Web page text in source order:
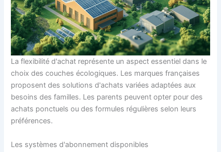
La flexibilité d'achat représente un aspect essentiel dans le
choix des couches écologiques. Les marques françaises
proposent des solutions d'achats variées adaptées aux
besoins des familles. Les parents peuvent opter pour des
achats ponctuels ou des formules régulières selon leurs
préférences.
Les systèmes d'abonnement disponibles